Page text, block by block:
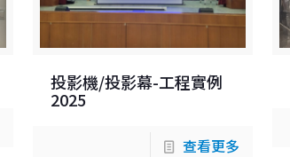
投影機/投影幕-工程實例
2025
查看更多